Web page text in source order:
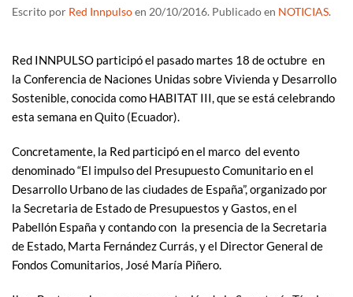
Escrito por Red Innpulsoen 20/10/2016. Publicado en NOTICIAS.
Red INNPULSO participó el pasado martes 18 de octubre en
la Conferencia de Naciones Unidas sobre Vivienda y Desarrollo
Sostenible, conocida como HABITAT III, que se está celebrando
esta semana en Quito (Ecuador).
Concretamente, la Red participó en el marco del evento
denominado “El impulso del Presupuesto Comunitario en el
Desarrollo Urbano de las ciudades de España”, organizado por
la Secretaria de Estado de Presupuestos y Gastos, en el
Pabellón España y contando con la presencia de la Secretaria
de Estado, Marta Fernández Currás, y el Director General de
Fondos Comunitarios, José María Piñero.